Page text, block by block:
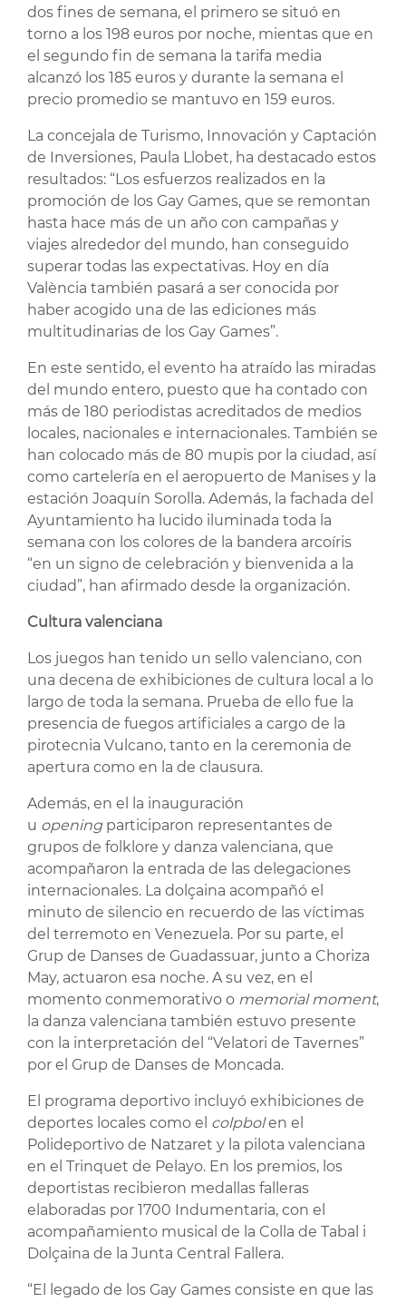
dos fines de semana, el primero se situó en
torno a los 198 euros por noche, mientas que en
el segundo fin de semana la tarifa media
alcanzó los 185 euros y durante la semana el
precio promedio se mantuvo en 159 euros.
La concejala de Turismo, Innovación y Captación
de Inversiones, Paula Llobet, ha destacado estos
resultados: “Los esfuerzos realizados en la
promoción de los Gay Games, que se remontan
hasta hace más de un año con campañas y
viajes alrededor del mundo, han conseguido
superar todas las expectativas. Hoy en día
València también pasará a ser conocida por
haber acogido una de las ediciones más
multitudinarias de los Gay Games”.
En este sentido, el evento ha atraído las miradas
del mundo entero, puesto que ha contado con
más de 180 periodistas acreditados de medios
locales, nacionales e internacionales. También se
han colocado más de 80 mupis por la ciudad, así
como cartelería en el aeropuerto de Manises y la
estación Joaquín Sorolla. Además, la fachada del
Ayuntamiento ha lucido iluminada toda la
semana con los colores de la bandera arcoíris
“en un signo de celebración y bienvenida a la
ciudad”, han afirmado desde la organización.
Cultura valenciana
Los juegos han tenido un sello valenciano, con
una decena de exhibiciones de cultura local a lo
largo de toda la semana. Prueba de ello fue la
presencia de fuegos artificiales a cargo de la
pirotecnia Vulcano, tanto en la ceremonia de
apertura como en la de clausura.
Además, en el la inauguración
u openingparticiparon representantes de
grupos de folklore y danza valenciana, que
acompañaron la entrada de las delegaciones
internacionales. La dolçaina acompañó el
minuto de silencio en recuerdo de las víctimas
del terremoto en Venezuela. Por su parte, el
Grup de Danses de Guadassuar, junto a Choriza
May, actuaron esa noche. A su vez, en el
momento conmemorativo o memorial moment,
la danza valenciana también estuvo presente
con la interpretación del “Velatori de Tavernes”
por el Grup de Danses de Moncada.
El programa deportivo incluyó exhibiciones de
deportes locales como el colpbolen el
Polideportivo de Natzaret y la pilota valenciana
en el Trinquet de Pelayo. En los premios, los
deportistas recibieron medallas falleras
elaboradas por 1700 Indumentaria, con el
acompañamiento musical de la Colla de Tabal i
Dolçaina de la Junta Central Fallera.
“El legado de los Gay Games consiste en que las